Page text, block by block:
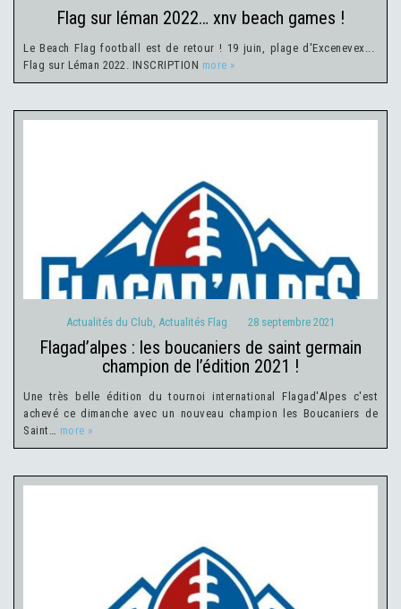
flag sur léman 2022… xnv beach games !
Le Beach Flag football est de retour ! 19 juin, plage d'Excenevex...
Flag sur Léman 2022. INSCRIPTION more »
Actualités du Club Actualités Flag 28 septembre 2021
Actualités du Club Actualités Flag 28 septembre 2021
flagad’alpes : les boucaniers de saint germain
champion de l’édition 2021 !
Une très belle édition du tournoi international Flagad'Alpes c'est
achevé ce dimanche avec un nouveau champion les Boucaniers de
Saint…
more »
Actualités du Club Actualités Flag 13 août 2021